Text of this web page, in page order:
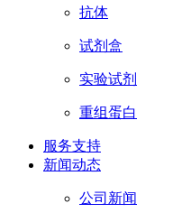
抗体
试剂盒
实验试剂
重组蛋白
服务支持
新闻动态
公司新闻